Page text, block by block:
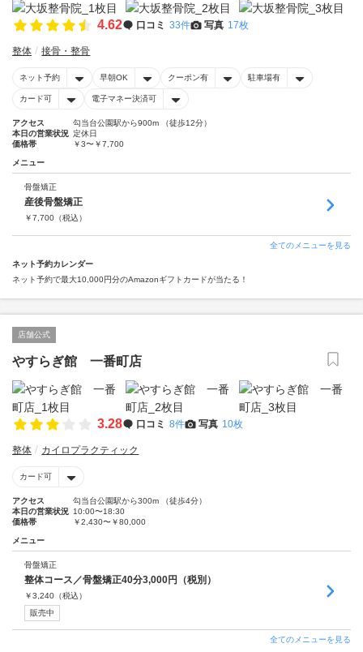
4.62 口コミ 33件 写真 17枚
整体 接骨・整骨
ネット予約 早朝OK クーポン有 駐車場有
カード可 電子マネー決済可
アクセス
勾当台公園駅から900m （徒歩12分）
本日の営業状況 定休日
価格帯
￥3〜￥7,700
メニュー
骨盤矯正
産後骨盤矯正
￥7,700 （税込）
全てのメニューを見る
ネット予約カレンダー
ネット予約で最大10,000円分のAmazonギフトカードが当たる！
店舗公式
やすらぎ館 一番町店
3.28 口コミ 8件 写真 10枚
整体 カイロプラクティック
カード可
アクセス
勾当台公園駅から300m （徒歩4分）
本日の営業状況 10:00〜18:30
価格帯
￥2,430〜￥80,000
メニュー
骨盤矯正
整体コース／骨盤矯正40分3,000円（税別）
￥3,240 （税込）
販売中
全てのメニューを見る